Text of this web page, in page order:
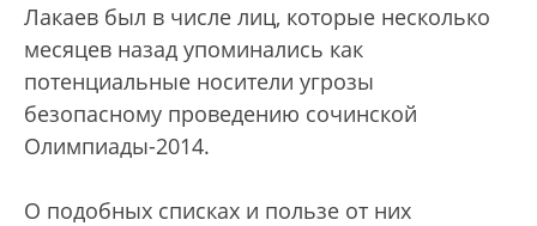
Лакаев был в числе лиц, которые несколько
месяцев назад упоминались как
потенциальные носители угрозы
безопасному проведению сочинской
Олимпиады-2014.
О подобных списках и пользе от них